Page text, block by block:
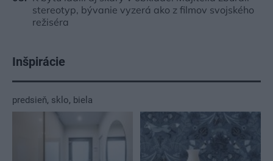
stereotyp, bývanie vyzerá ako z filmov svojského
režiséra
Inšpirácie
predsieň, sklo, biela